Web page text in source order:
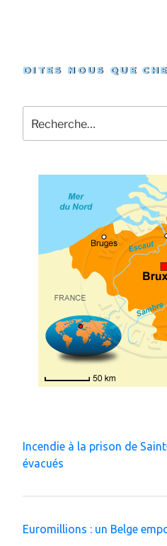
DITES NOUS QUE
Recherche
pour
:
Incendie à la prison de
évacués
Euromillions : un Belge